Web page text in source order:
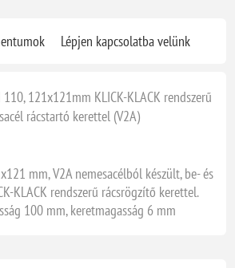
Lépjen kapcsolatba velünk
121x121mm KLICK-KLACK rendszerű
rácstartó kerettel (V2A)
mm, V2A nemesacélból készült, be- és
KLACK rendszerű rácsrögzítő kerettel.
100 mm, keretmagasság 6 mm